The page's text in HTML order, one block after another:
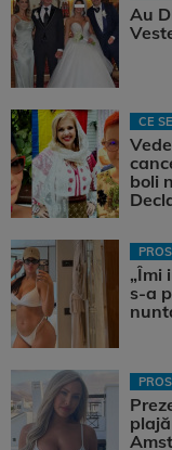
Au
CE
boli
„Îmi
s-a